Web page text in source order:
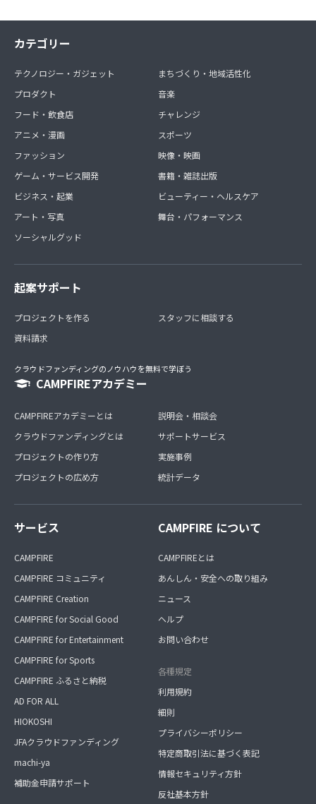
カテゴリー
テクノロジー・ガジェット
プロダクト
フード・飲食店
アニメ・漫画
ファッション
ゲーム・サービス開発
ビジネス・起業
アート・写真
ソーシャルグッド
まちづくり・地域活性化
音楽
チャレンジ
スポーツ
映像・映画
書籍・雑誌出版
ビューティー・ヘルスケア
舞台・パフォーマンス
起案サポート
プロジェクトを作る
資料請求
スタッフに相談する
クラウドファンディングのノウハウを無料で学ぼう
CAMPFIREアカデミー
CAMPFIREアカデミーとは
クラウドファンディングとは
プロジェクトの作り方
プロジェクトの広め方
説明会・相談会
サポートサービス
実施事例
統計データ
サービス
CAMPFIRE
CAMPFIRE コミュニティ
CAMPFIRE Creation
CAMPFIRE for Social Good
CAMPFIRE for Entertainment
CAMPFIRE for Sports
CAMPFIRE ふるさと納税
AD FOR ALL
HIOKOSHI
JFAクラウドファンディング
machi-ya
補助金申請サポート
CAMPFIRE について
CAMPFIREとは
あんしん・安全への取り組み
ニュース
ヘルプ
お問い合わせ
各種規定
利用規約
細則
プライバシーポリシー
特定商取引法に基づく表記
情報セキュリティ方針
反社基本方針